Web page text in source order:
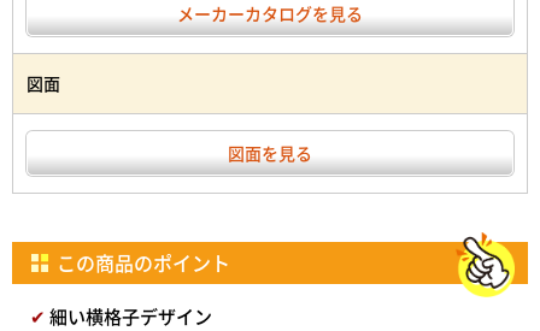
メーカーカタログを見る
図面
図面を見る
この商品のポイント
細い横格子デザイン